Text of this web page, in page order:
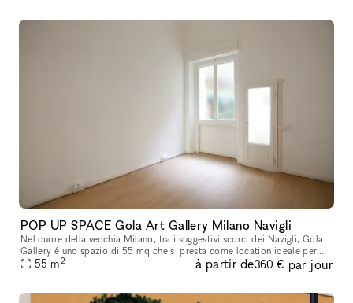
POP UP SPACE Gola Art Gallery Milano Navigli
Nel cuore della vecchia Milano, tra i suggestivi scorci dei Navigli, Gola
Gallery é uno spazio di 55 mq che si presta come location ideale per
esposizioni d'arte, eventi esclusivi e temporary shop. L
55 m2 à partir de360 € par jour